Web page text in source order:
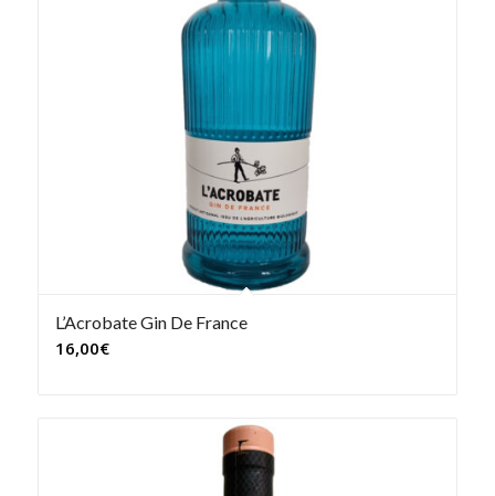
L’Acrobate Gin De France
16,00€